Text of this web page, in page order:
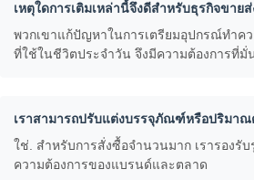
เหตุใดการเติมเหล่านี้จึงดีสำหรับธุรกิจขายส่
พวกเขาแก้ปัญหาในการเตรียมอุปกรณ์ทำค
ที่ใช้ในชีวิตประจำวัน จึงมีความต้องการที่
เราสามารถปรับแต่งบรรจุภัณฑ์หรือปริมาณ
ใช่. สำหรับการสั่งซื้อจำนวนมาก เรารอง
ความต้องการของแบรนด์และตลาด